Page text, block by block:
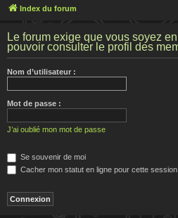
Index du forum
Le forum exige que vous soyez
pouvoir consulter le profil des
Nom d’utilisateur :
Mot de passe :
J’ai oublié mon mot de passe
Se souvenir de moi
Cacher mon statut en ligne pour cette session